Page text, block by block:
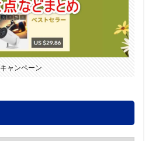
キャンペーン